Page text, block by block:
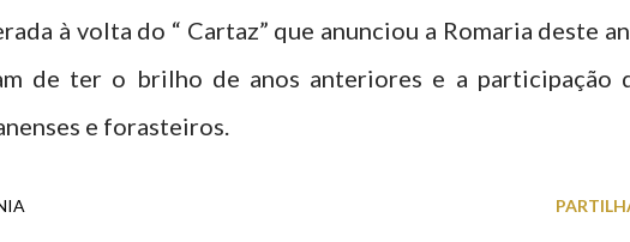
à volta do “ Cartaz” que anunciou a Romaria deste
de ter o brilho de anos anteriores e a participação
e forasteiros.